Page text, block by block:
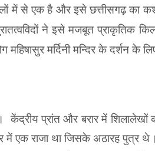
में से एक है और इसे छत्तीसगढ़ का
ने इसे मजबूत प्राकृतिक
महिषासुरमर्दिनी मन्दिर के दर्शन के
केंद्रीय प्रांत और बरार में
में एक राजा था जिसके अठारह पुत्र थे।